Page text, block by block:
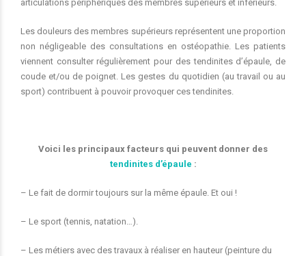
articulations périphériques des membres supérieurs et inférieurs.
Les douleurs des membres supérieurs représentent une proportion
non négligeable des consultations en ostéopathie. Les patients
viennent consulter régulièrement pour des tendinites d’épaule, de
coude et/ou de poignet. Les gestes du quotidien (au travail ou au
sport) contribuent à pouvoir provoquer ces tendinites.
Voici les principaux facteurs qui peuvent donner des
tendinites d’épaule :
– Le fait de dormir toujours sur la même épaule. Et oui !
– Le sport (tennis, natation…).
– Les métiers avec des travaux à réaliser en hauteur (peinture du